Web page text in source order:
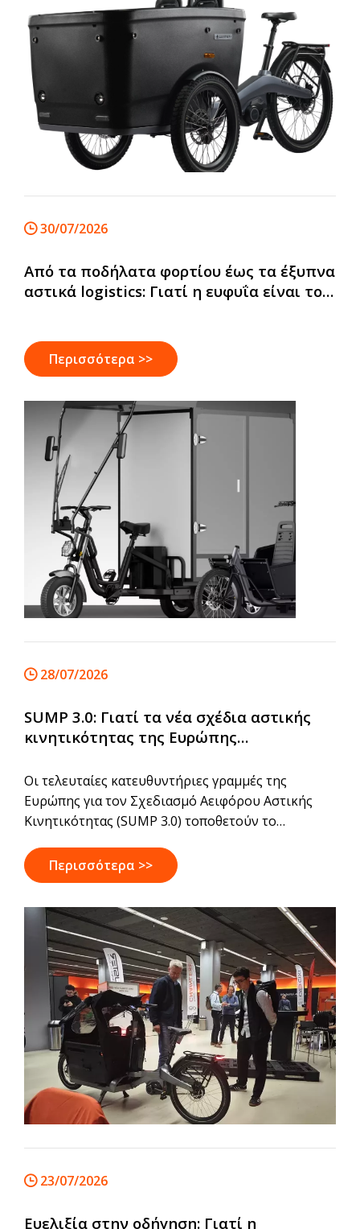
εξελίσσονται από απλές λύσεις μεταφοράς σε
πολύτιμα επιχειρηματικά περιουσιακά στοιχεία
που υποστηρίζουν πιο αποτελεσματικά και
επεκτάσιμα δίκτυα logistics.
30/07/2026
Από τα ποδήλατα φορτίου έως τα έξυπνα
αστικά logistics: Γιατί η ευφυΐα είναι το
Περισσότερα >>
28/07/2026
SUMP 3.0: Γιατί τα νέα σχέδια αστικής
κινητικότητας της Ευρώπης
εμπορικής ποδηλασίας
Οι τελευταίες κατευθυντήριες γραμμές της
Ευρώπης για τον Σχεδιασμό Αειφόρου Αστικής
Κινητικότητας (SUMP 3.0) τοποθετούν το
αστικών μεταφορών. Με 431 μεγάλες πόλεις να
απαιτείται πλέον να αναπτύξουν ολοκληρωμένα
φορτίου είναι σε καλή θέση για να υποστηρίζουν
καθαρότερες, πιο αποτελεσματικές υπηρεσίες
εφοδιαστικής τελευταίας μιλίου και αστικές
υπηρεσίες. Αντί να αντιπροσωπεύει μια
βραχυπρόθεσμη πολιτική πρωτοβουλία, το SUMP
3.0 σηματοδοτεί έναν μακροπρόθεσμο
μετασχηματισμό στον τρόπο με τον οποίο οι
ευρωπαϊκές πόλεις θα μετακινούν ανθρώπους και
αγαθά.
Περισσότερα >>
23/07/2026
Ευελιξία στην οδήγηση: Γιατί η